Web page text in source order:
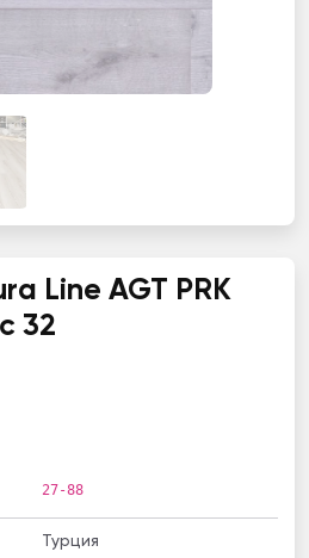
Line AGT PRK
32
27-88
Турция